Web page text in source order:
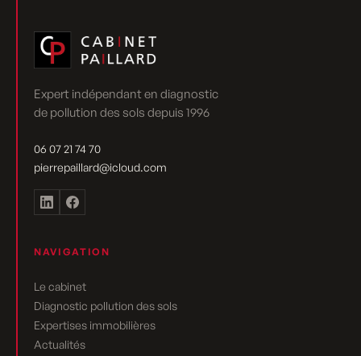
Expert indépendant en diagnostic
de pollution des sols depuis 1996
06 07 21 74 70
pierrepaillard@icloud.com
NAVIGATION
Le cabinet
Diagnostic pollution des sols
Expertises immobilières
Actualités